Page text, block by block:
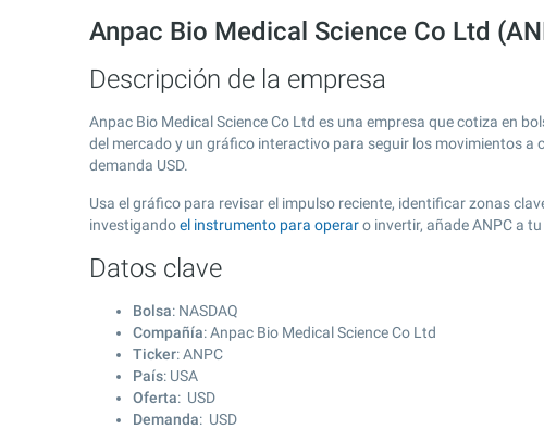
Anpac Bio Medical Science Co Ltd
Descripción de la empresa
Anpac Bio Medical Science Co Ltd es una empresa que cotiza en
del mercado y un gráfico interactivo para seguir los movimientos
demanda USD.
Usa el gráfico para revisar el impulso reciente, identificar zonas
investigandoel instrumento para operaro invertir, añade ANPC a
Datos clave
Bolsa: NASDAQ
Compañía: Anpac Bio Medical Science Co Ltd
Ticker: ANPC
País: USA
Oferta: USD
Demanda: USD